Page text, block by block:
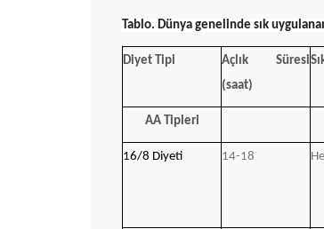
Tablo. Dünya genelinde sık
Diyet Tipi
Açlık Süresi
(saat)
AA Tipleri
16/8 Diyeti 14-18